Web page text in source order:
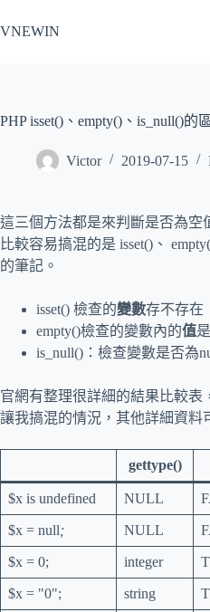
至
容
VNEWIN
PHP isset()、empty()、is_null()的
Victor 2019-07-15
這三個方法都是來判斷是否為空
比較容易搞混的是 isset()、
的筆記。
isset() 檢查的變數存不存在
empty()檢查的變數內的值
is_null()：檢查變數是否為
官網有整理很詳細的結果比較表
讓我搞混的情況，其他詳細資料
gettype()
$x is undefined NULL
$x = null; NULL
$x = 0; integer
$x = "0"; string